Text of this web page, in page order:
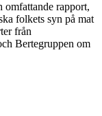
omfattande rapport,
folkets syn på mat
från
Bertegruppen om